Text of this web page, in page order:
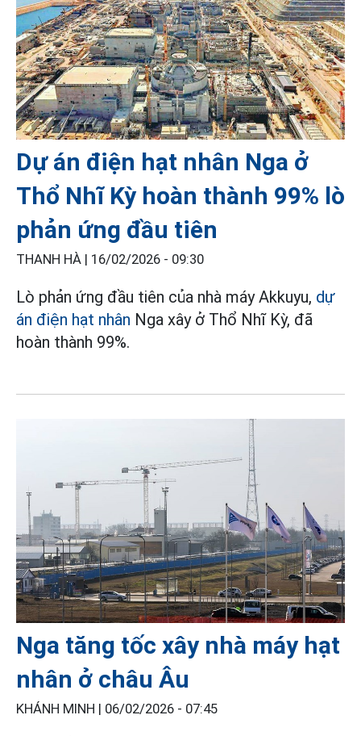
Dự án điện hạt nhân Nga ở
Thổ Nhĩ Kỳ hoàn thành 99% lò
phản ứng đầu tiên
THANH HÀ | 16/02/2026 - 09:30
Lò phản ứng đầu tiên của nhà máy Akkuyu, dự
án điện hạt nhân Nga xây ở Thổ Nhĩ Kỳ, đã
hoàn thành 99%.
Nga tăng tốc xây nhà máy hạt
nhân ở châu Âu
KHÁNH MINH | 06/02/2026 - 07:45